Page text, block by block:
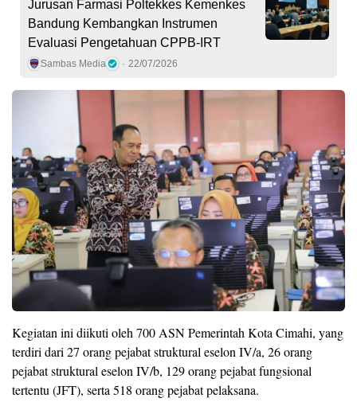
Jurusan Farmasi Poltekkes Kemenkes
Bandung Kembangkan Instrumen
Evaluasi Pengetahuan CPPB-IRT
Sambas Media 22/07/2026
Kegiatan ini diikuti oleh 700 ASN Pemerintah Kota Cimahi, yang
terdiri dari 27 orang pejabat struktural eselon IV/a, 26 orang
pejabat struktural eselon IV/b, 129 orang pejabat fungsional
tertentu (JFT), serta 518 orang pejabat pelaksana.